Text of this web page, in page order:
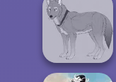
Faithful Elf